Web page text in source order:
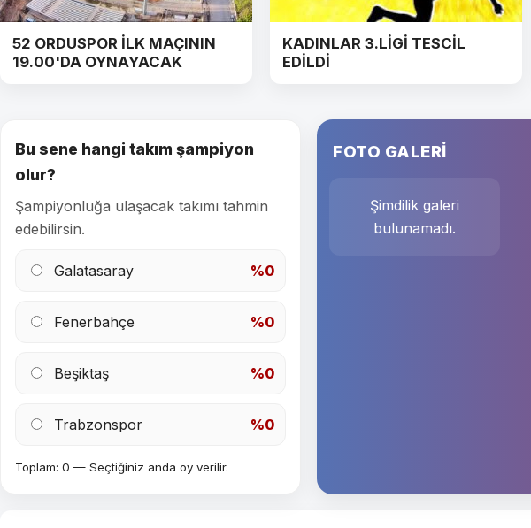
52 ORDUSPOR İLK MAÇININ
19.00'DA OYNAYACAK
KADINLAR 3.LİGİ TESCİL
EDİLDİ
Bu sene hangi takım şampiyon
olur?
Şampiyonluğa ulaşacak takımı tahmin
edebilirsin.
Galatasaray %0
Fenerbahçe %0
Beşiktaş %0
Trabzonspor %0
Toplam: 0 — Seçtiğiniz anda oy verilir.
FOTO GALERİ
Şimdilik galeri
bulunamadı.